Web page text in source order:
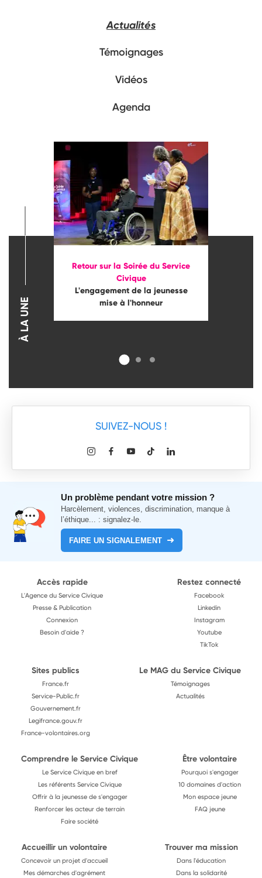
Actualités
Témoignages
Vidéos
Agenda
Retour sur la Soirée du Service
Civique
L'engagement de la jeunesse
mise à l'honneur
À LA UNE
SUIVEZ-NOUS !
Un problème pendant votre mission ?
Harcèlement, violences, discrimination, manque à
l’éthique... : signalez-le.
FAIRE UN SIGNALEMENT
Accès rapide
L'Agence du Service Civique
Presse & Publication
Connexion
Besoin d'aide ?
Restez connecté
Facebook
Linkedin
Instagram
Youtube
TikTok
Sites publics
France.fr
Service-Public.fr
Gouvernement.fr
Legifrance.gouv.fr
France-volontaires.org
Le MAG du Service Civique
Témoignages
Actualités
Comprendre le Service Civique
Le Service Civique en bref
Les référents Service Civique
Offrir à la jeunesse de s'engager
Renforcer les acteur de terrain
Faire société
Être volontaire
Pourquoi s'engager
10 domaines d'action
Mon espace jeune
FAQ jeune
Accueillir un volontaire
Concevoir un projet d'accueil
Mes démarches d'agrément
Trouver ma mission
Dans l'éducation
Dans la solidarité